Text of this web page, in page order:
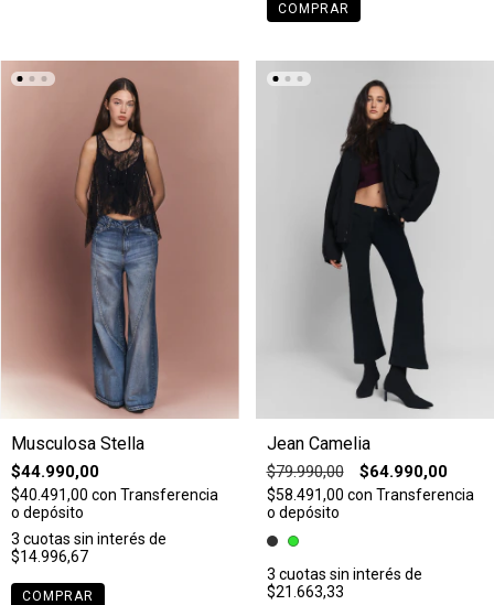
COMPRAR
Musculosa Stella
$44.990,00
$40.491,00 con Transferencia
o depósito
3 cuotas sin interés de
$14.996,67
COMPRAR
Jean Camelia
$79.990,00 $64.990,00
$58.491,00 con Transferencia
o depósito
3 cuotas sin interés de
$21.663,33